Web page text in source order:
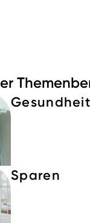
Gesundheit
Sparen